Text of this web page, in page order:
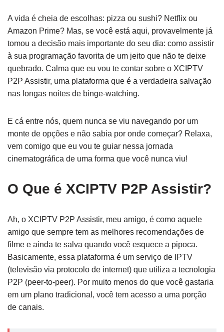
A vida é cheia de escolhas: pizza ou sushi? Netflix ou
Amazon Prime? Mas, se você está aqui, provavelmente já
tomou a decisão mais importante do seu dia: como assistir
à sua programação favorita de um jeito que não te deixe
quebrado. Calma que eu vou te contar sobre o XCIPTV
P2P Assistir, uma plataforma que é a verdadeira salvação
nas longas noites de binge-watching.
E cá entre nós, quem nunca se viu navegando por um
monte de opções e não sabia por onde começar? Relaxa,
vem comigo que eu vou te guiar nessa jornada
cinematográfica de uma forma que você nunca viu!
O Que é XCIPTV P2P Assistir?
Ah, o XCIPTV P2P Assistir, meu amigo, é como aquele
amigo que sempre tem as melhores recomendações de
filme e ainda te salva quando você esquece a pipoca.
Basicamente, essa plataforma é um serviço de IPTV
(televisão via protocolo de internet) que utiliza a tecnologia
P2P (peer-to-peer). Por muito menos do que você gastaria
em um plano tradicional, você tem acesso a uma porção
de canais.